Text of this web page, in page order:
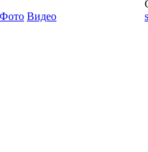
Фото Видео